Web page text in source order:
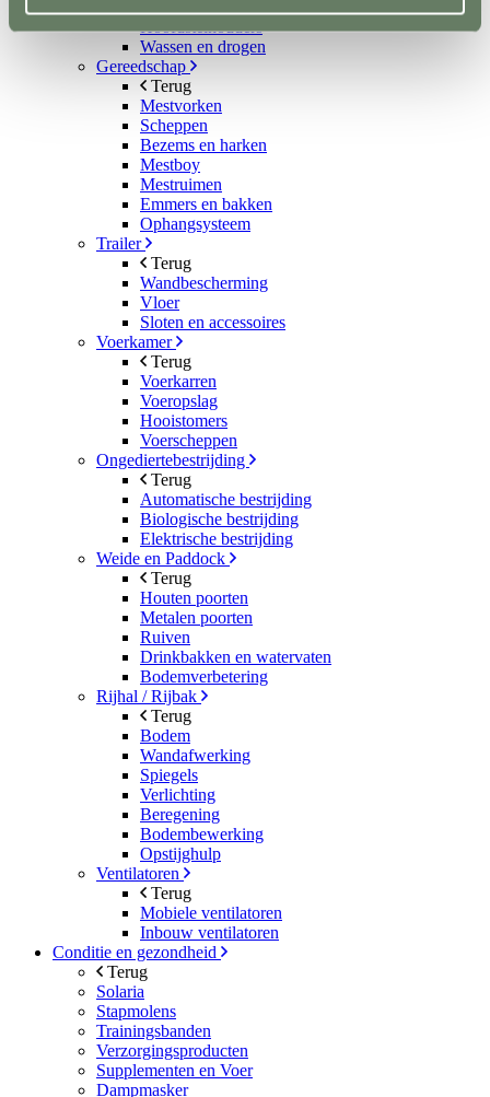
Hoofdstelhouders
Wassen en drogen
Gereedschap
Terug
Mestvorken
Scheppen
Bezems en harken
Mestboy
Mestruimen
Emmers en bakken
Ophangsysteem
Trailer
Terug
Wandbescherming
Vloer
Sloten en accessoires
Voerkamer
Terug
Voerkarren
Voeropslag
Hooistomers
Voerscheppen
Ongediertebestrijding
Terug
Automatische bestrijding
Biologische bestrijding
Elektrische bestrijding
Weide en Paddock
Terug
Houten poorten
Metalen poorten
Ruiven
Drinkbakken en watervaten
Bodemverbetering
Rijhal / Rijbak
Terug
Bodem
Wandafwerking
Spiegels
Verlichting
Beregening
Bodembewerking
Opstijghulp
Ventilatoren
Terug
Mobiele ventilatoren
Inbouw ventilatoren
Conditie en gezondheid
Terug
Solaria
Stapmolens
Trainingsbanden
Verzorgingsproducten
Supplementen en Voer
Dampmasker